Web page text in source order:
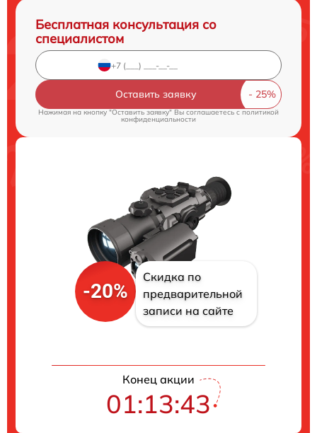
Бесплатная консультация со
специалистом
Оставить заявку
Нажимая на кнопку "Оставить заявку" Вы соглашаетесь c политикой
конфиденциальности
-20%
Скидка по
предварительной
записи на сайте
Конец акции
01:13:42